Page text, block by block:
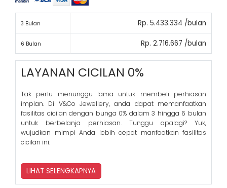
3 Bulan Rp. 5.433.334 /bulan
6 Bulan Rp. 2.716.667 /bulan
LAYANAN CICILAN 0%
Tak perlu menunggu lama untuk membeli perhiasan
impian. Di V&Co Jewellery, anda dapat memanfaatkan
fasilitas cicilan dengan bunga 0% dalam 3 hingga 6 bulan
untuk berbelanja perhiasan. Tunggu apalagi? Yuk,
wujudkan mimpi Anda lebih cepat manfaatkan fasilitas
cicilan ini.
LIHAT SELENGKAPNYA